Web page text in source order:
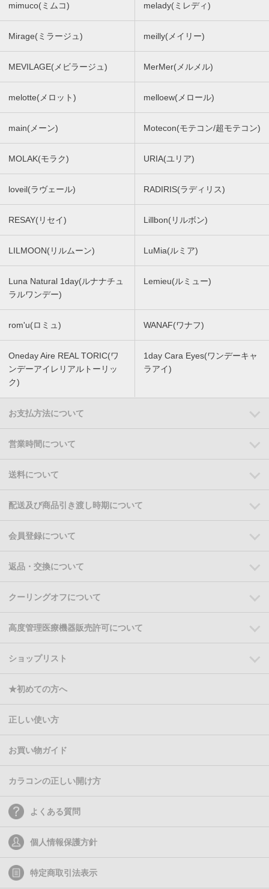
mimuco(ミムコ) melady(ミレディ)
Mirage(ミラージュ) meilly(メイリー)
MEVILAGE(メビラージュ) MerMer(メルメル)
melotte(メロット) melloew(メロール)
main(メーン) Motecon(モテコン/超モテコン)
MOLAK(モラク) URIA(ユリア)
loveil(ラヴェール) RADIRIS(ラディリス)
RESAY(リセイ) Lillbon(リルボン)
LILMOON(リルムーン) LuMia(ルミア)
Luna Natural 1day(ルナナチュ
ラルワンデー)
Lemieu(ルミュー)
rom'u(ロミュ) WANAF(ワナフ)
Oneday Aire REAL TORIC(ワ
ンデーアイレリアルトーリッ
ク)
1day Cara Eyes(ワンデーキャ
ラアイ)
お支払方法について
営業時間について
送料について
配送及び商品引き渡し時期について
会員登録について
返品・交換について
クーリングオフについて
高度管理医療機器販売許可について
ショップリスト
★初めての方へ
正しい使い方
お買い物ガイド
カラコンの正しい開け方
よくある質問
個人情報保護方針
特定商取引法表示